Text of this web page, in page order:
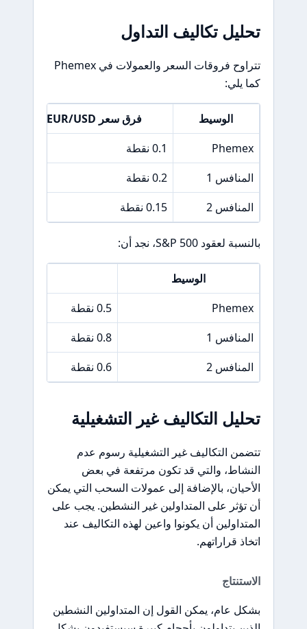
تحليل تكاليف التداول
تتراوح فروقات السعر والعمولات في Phemex
كما يلي:
الوسيط
فرق سعر EUR/USD
Phemex
0.1 نقطة
المنافس 1
0.2 نقطة
المنافس 2
0.15 نقطة
بالنسبة لعقود S&P 500، نجد أن:
الوسيط
Phemex
0.5 نقطة
المنافس 1
0.8 نقطة
المنافس 2
0.6 نقطة
تحليل التكاليف غير التشغيلية
تتضمن التكاليف غير التشغيلية رسوم عدم
النشاط، والتي قد تكون مرتفعة في بعض
الأحيان، بالإضافة إلى عمولات السحب التي يمكن
أن تؤثر على المتداولين غير النشطين. يجب على
المتداولين أن يكونوا واعين لهذه التكاليف عند
اتخاذ قراراتهم.
الاستنتاج
بشكل عام، يمكن القول إن المتداولين النشطين